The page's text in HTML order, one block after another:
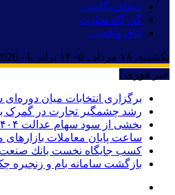
شفاف‌نگاشت
گذرگاه تجارت
اتاق واقعیت
یکشنبه, ۱۸ مرداد , ۱۴۰۵ برابر با - Sunday, 9 August , 2026
خبر فوری :
برگزاری انتخابات میان
رشد چشمگیر تجارت در گمرک بازرگان؛
بخشی از سود سهام عدالت ۱۴۰۴ تا هفته دولت واریز می‌شود
ساعت پایان معاملات بازارهای مالی بورس
كسب جایگاه نخست بانك صنعت
بازگشت سامانه بام و زنجیره